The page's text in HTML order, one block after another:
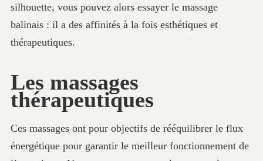
silhouette, vous pouvez alors essayer le massage
balinais : il a des affinités à la fois esthétiques et
thérapeutiques.
Les massages
thérapeutiques
Ces massages ont pour objectifs de rééquilibrer le flux
énergétique pour garantir le meilleur fonctionnement de